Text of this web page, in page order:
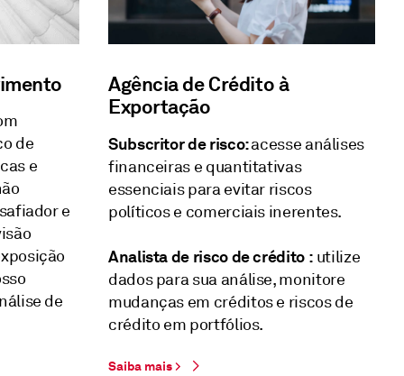
de
e
e
de
Agência de Crédito à
Exportação
Subscritor de risco:acesse análises
financeiras e quantitativas
essenciais para evitar riscos
políticos e comerciais inerentes.
Analista de risco de crédito : utilize
dados para sua análise, monitore
mudanças em créditos e riscos de
crédito em portfólios.
Saiba mais >